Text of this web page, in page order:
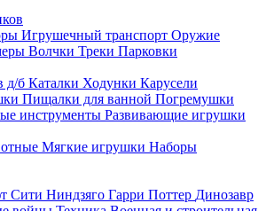
Игрушечный транспорт Оружие
Волчки Треки Парковки
д/б Каталки Ходунки Карусели
Пищалки для ванной Погремушки
инструменты Развивающие игрушки
Мягкие игрушки Наборы
Сити Ниндзяго Гарри Поттер Динозавр